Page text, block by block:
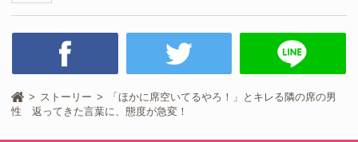
ストーリー
「ほかに席空いてるやろ！」とキレる隣の席の男
性 返ってきた言葉に、態度が急変！